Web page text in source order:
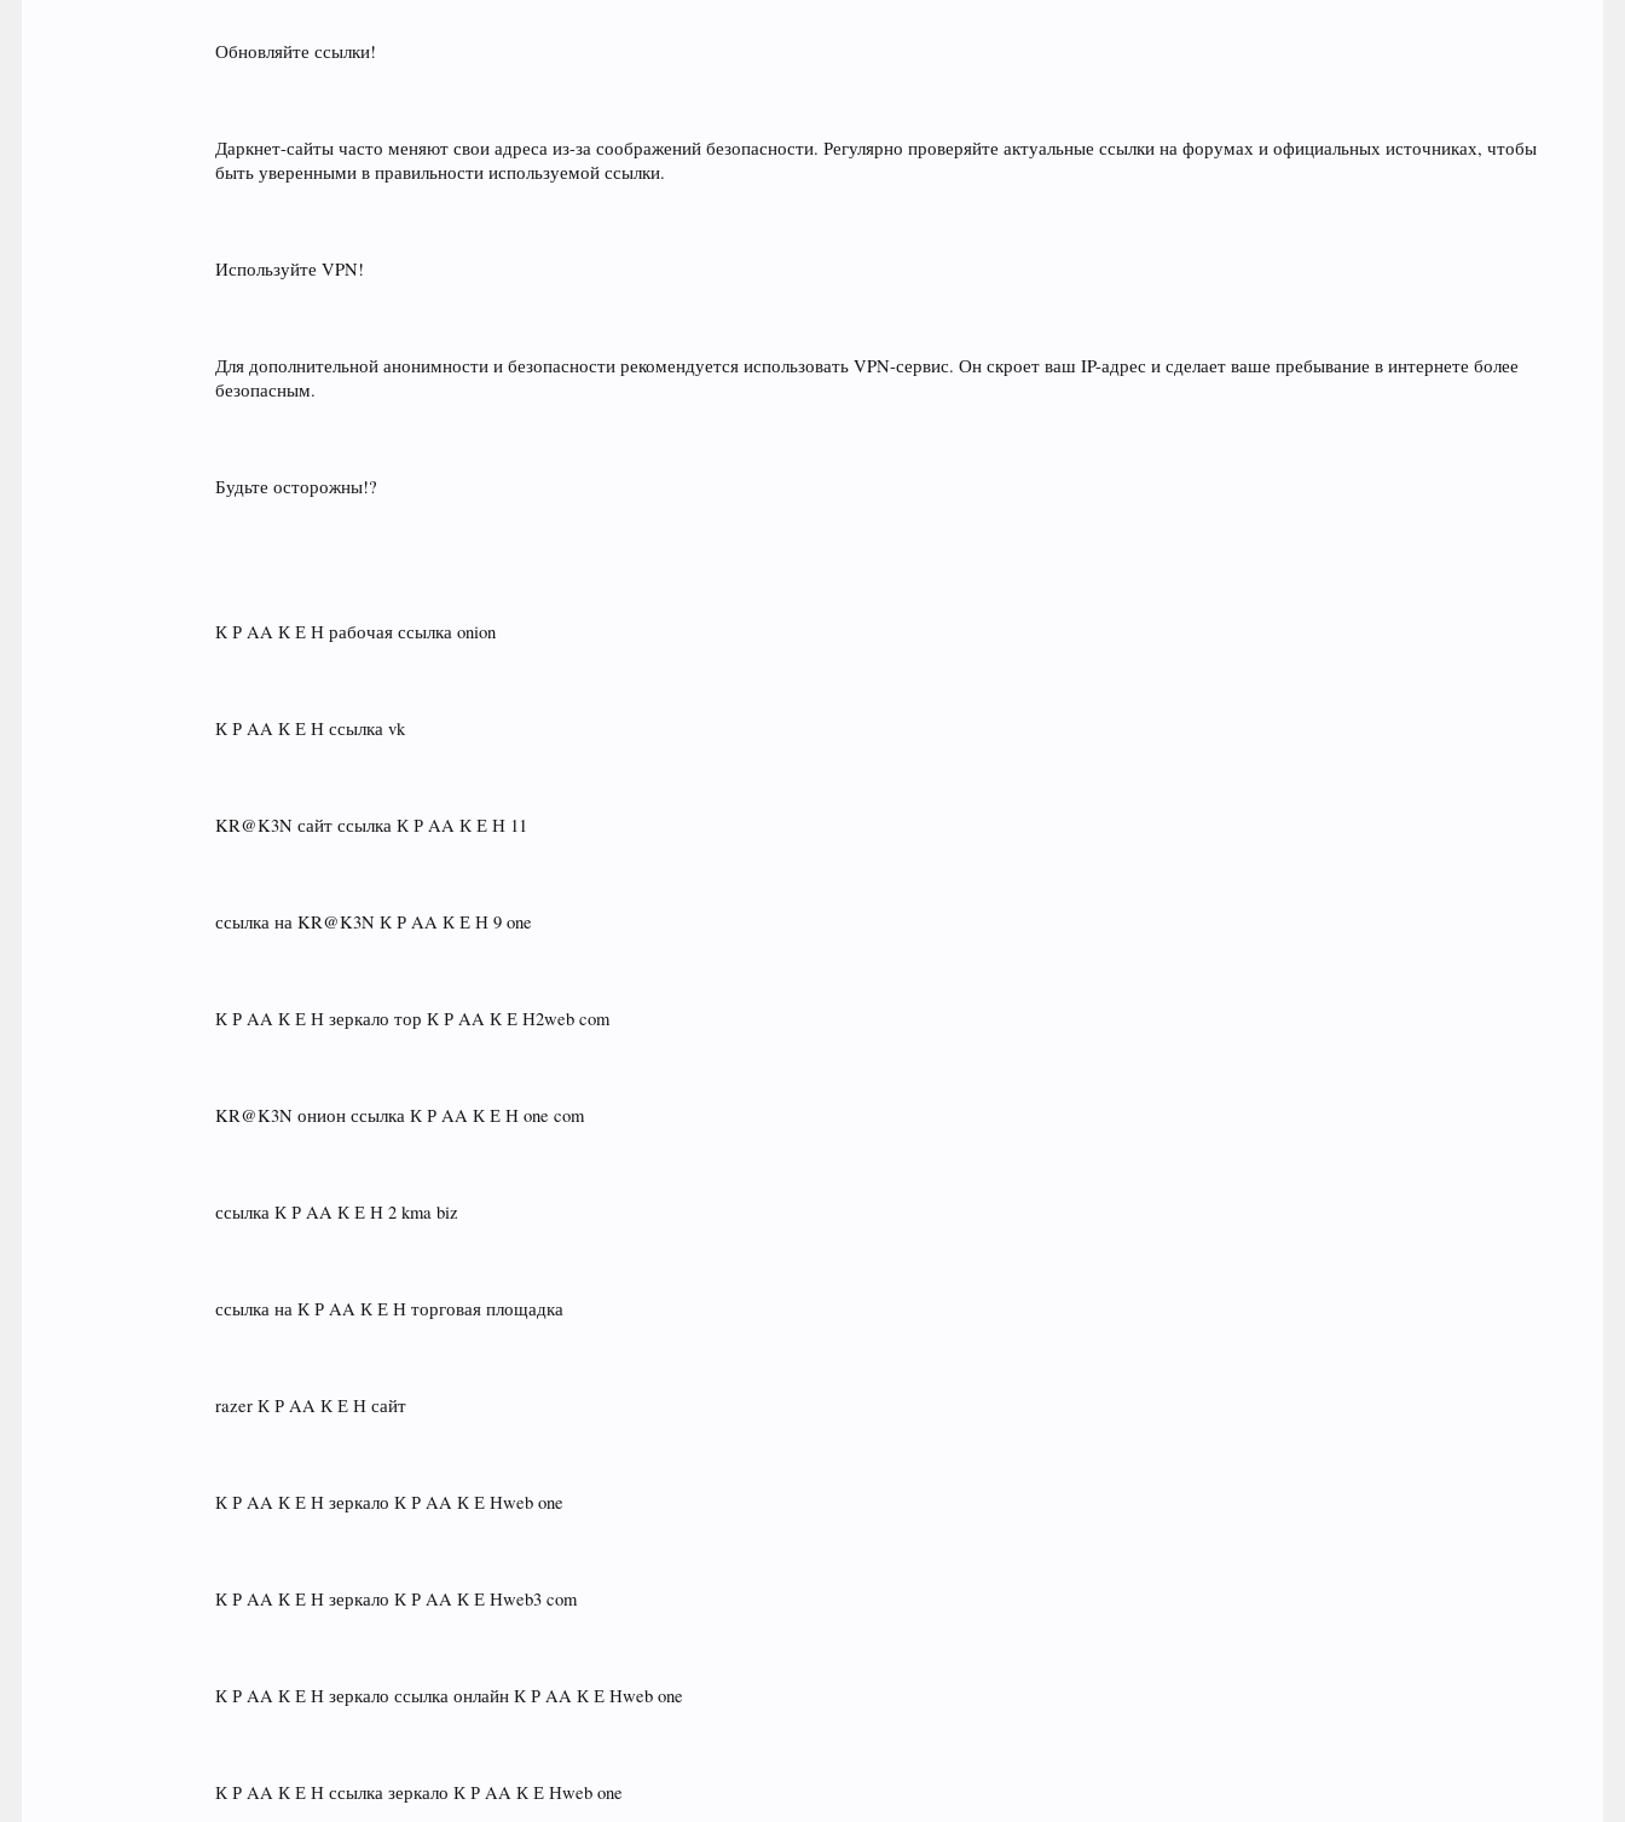
Обновляйте ссылки!
Даркнет-сайты часто меняют свои адреса из-за соображений безопасности. Регулярно проверяйте актуальные ссылки на форумах и официальных источниках, чтобы
быть уверенными в правильности используемой ссылки.
Используйте VPN!
Для дополнительной анонимности и безопасности рекомендуется использовать VPN-сервис. Он скроет ваш IP-адрес и сделает ваше пребывание в интернете более
безопасным.
Будьте осторожны!?
К Р AA К Е Н рабочая ссылка onion
К Р AA К Е Н ссылка vk
KR@K3N сайт ссылка К Р AA К Е Н 11
ссылка на KR@K3N К Р AA К Е Н 9 one
К Р AA К Е Н зеркало тор К Р AA К Е Н2web com
KR@K3N онион ссылка К Р AA К Е Н one com
ссылка К Р AA К Е Н 2 kma biz
ссылка на К Р AA К Е Н торговая площадка
razer К Р AA К Е Н сайт
К Р AA К Е Н зеркало К Р AA К Е Нweb one
К Р AA К Е Н зеркало К Р AA К Е Нweb3 com
К Р AA К Е Н зеркало ссылка онлайн К Р AA К Е Нweb one
К Р AA К Е Н ссылка зеркало К Р AA К Е Нweb one